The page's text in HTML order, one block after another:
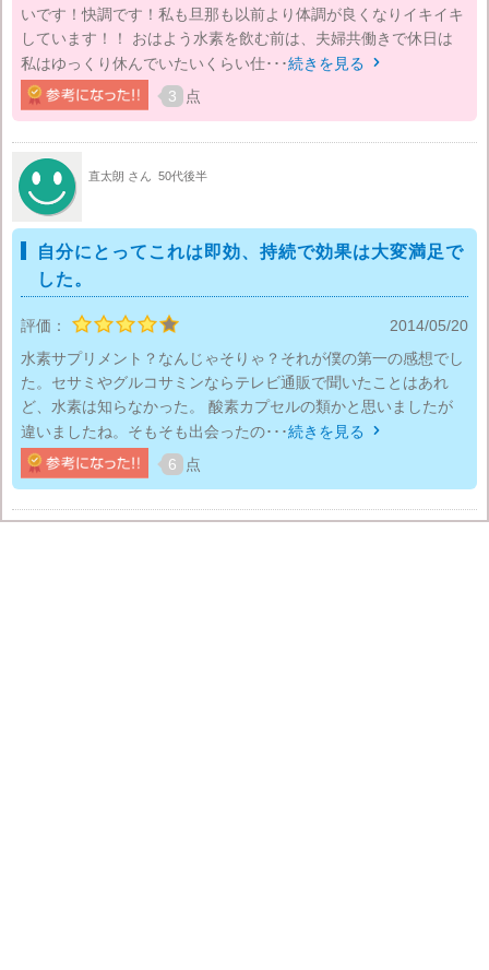
いです！快調です！私も旦那も以前より体調が良くなりイキイキ
しています！！ おはよう水素を飲む前は、夫婦共働きで休日は
私はゆっくり休んでいたいくらい仕･･･続きを見る 
3 点
直太朗 さん 50代後半
自分にとってこれは即効、持続で効果は大変満足で
した。
評価：
2014/05/20
水素サプリメント？なんじゃそりゃ？それが僕の第一の感想でし
た。セサミやグルコサミンならテレビ通販で聞いたことはあれ
ど、水素は知らなかった。 酸素カプセルの類かと思いましたが
違いましたね。そもそも出会ったの･･･続きを見る 
6 点